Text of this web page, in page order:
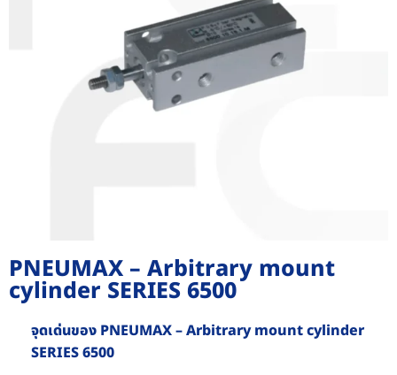
PNEUMAX – Arbitrary mount
cylinder SERIES 6500
จุดเด่นของ PNEUMAX – Arbitrary mount cylinder
SERIES 6500